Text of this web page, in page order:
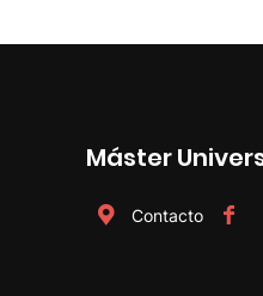
Máster
Contacto